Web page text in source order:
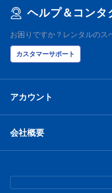
ヘルプ＆コンタ
お困りですか？レンタルのス
カスタマーサポート
アカウント
会社概要